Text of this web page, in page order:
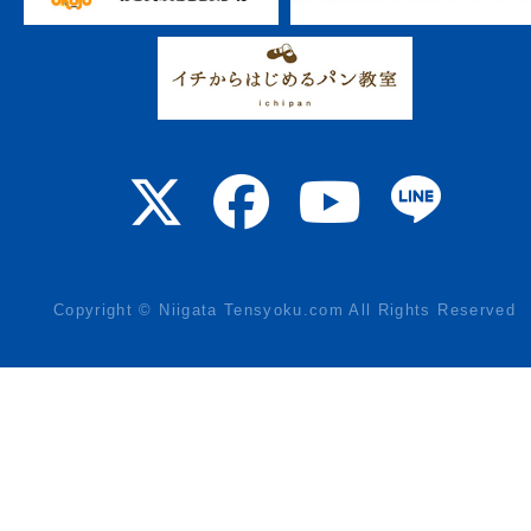
Copyright © Niigata Tensyoku.com All Rights Reserved